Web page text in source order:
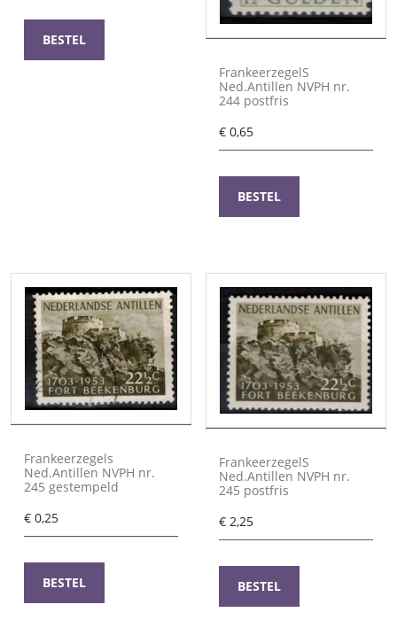
BESTEL
FrankeerzegelS
Ned.Antillen NVPH nr.
244 postfris
€ 0,65
BESTEL
Frankeerzegels
Ned.Antillen NVPH nr.
245 gestempeld
€ 0,25
BESTEL
FrankeerzegelS
Ned.Antillen NVPH nr.
245 postfris
€ 2,25
BESTEL